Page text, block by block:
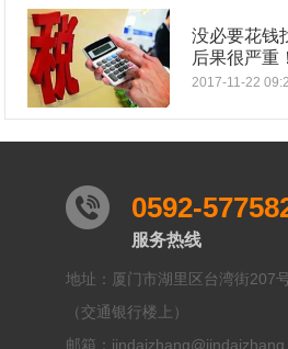
没必要花钱
后果很严重！
2017-11-22
0592-
服务热线
地址：厦门市湖里区台湾街207
（交通银行楼上）
邮箱：